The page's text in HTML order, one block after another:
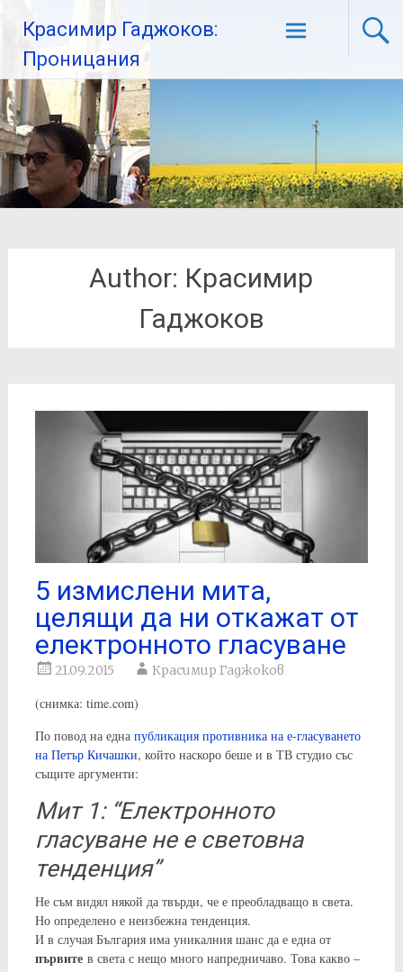
Красимир Гаджоков:
Проницания
Author: Красимир
Гаджоков
5 измислени мита,
целящи да ни откажат от
електронното гласуване
21.09.2015 Красимир Гаджоков
(снимка: time.com)
По повод на една публикация противника на е-гласуването
на Петър Кичашки, който наскоро беше и в ТВ студио със
същите аргументи:
Мит 1: “Електронното
гласуване не е световна
тенденция”
Не съм видял някой да твърди, че е преобладващо в света.
Но определено е неизбежна тенденция.
И в случая България има уникалния шанс да е една от
първитев света с нещо много напредничаво. Това какво –